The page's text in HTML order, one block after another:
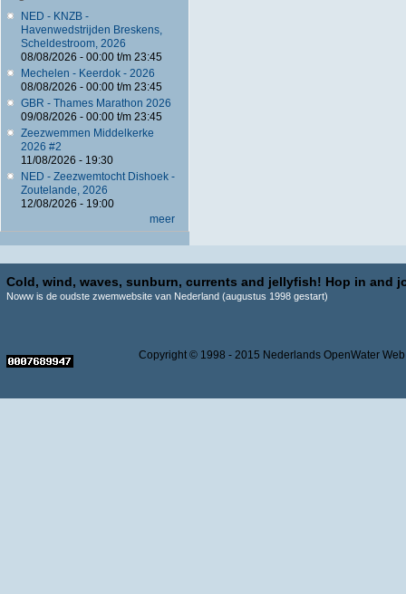
NED - KNZB -
Havenwedstrijden Breskens,
Scheldestroom, 2026
08/08/2026 - 00:00t/m 23:45
Mechelen - Keerdok - 2026
08/08/2026 - 00:00t/m 23:45
GBR - Thames Marathon 2026
09/08/2026 - 00:00t/m 23:45
Zeezwemmen Middelkerke
2026 #2
11/08/2026 - 19:30
NED - Zeezwemtocht Dishoek -
Zoutelande, 2026
12/08/2026 - 19:00
meer
Cold, wind, waves, sunburn, currents and jellyfish! Hop in and
Noww is de oudste zwemwebsite van Nederland (augustus 1998 gestart)
Copyright © 1998 - 2015 Nederlands OpenWater